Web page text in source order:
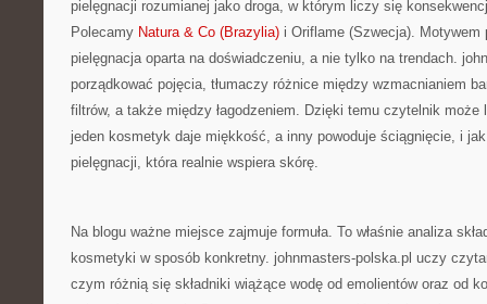
pielęgnacji rozumianej jako droga, w którym liczy się
Polecamy Natura & Co (Brazylia) i Oriflame (Szwecja). Motywem
pielęgnacja oparta na doświadczeniu, a nie tylko na trendach.
porządkować pojęcia, tłumaczy różnice między wzmacnianiem
filtrów, a także między łagodzeniem. Dzięki temu czytelnik może
jeden kosmetyk daje miękkość, a inny powoduje ściągnięcie, i
pielęgnacji, która realnie wspiera skórę.
Na blogu ważne miejsce zajmuje formuła. To właśnie analiza
kosmetyki w sposób konkretny. johnmasters-polska.pl uczy
czym różnią się składniki wiążące wodę od emolientów oraz od